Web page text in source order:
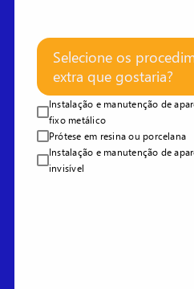
Selecione os
extra que gostaria?
Instalação e manutenção de
fixo metálico
Prótese em resina ou porcelana
Instalação e manutenção de
invisível